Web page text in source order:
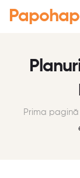
Prima pagină